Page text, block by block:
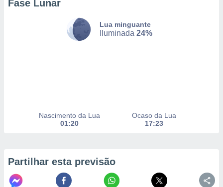
possam
seus
com
Fase Lunar
Lua minguante
Iluminada 24%
Nascimento da Lua
01:20
Ocaso da Lua
17:23
Partilhar esta previsão